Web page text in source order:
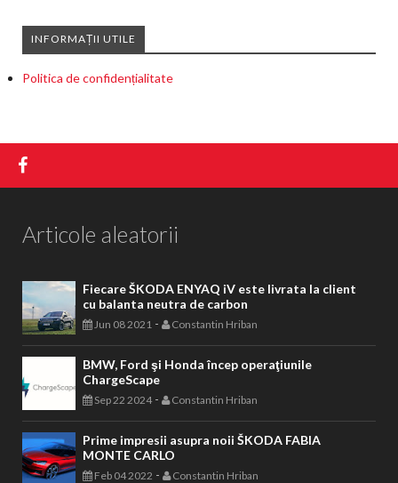
INFORMAȚII UTILE
Politica de confidențialitate
Articole aleatorii
Fiecare ŠKODA ENYAQ iV este livrata la client
cu balanta neutra de carbon
Jun 08 2021 - Constantin Hriban
BMW, Ford şi Honda încep operaţiunile
ChargeScape
Sep 22 2024- Constantin Hriban
Prime impresii asupra noii ŠKODA FABIA
MONTE CARLO
Feb 04 2022 - Constantin Hriban